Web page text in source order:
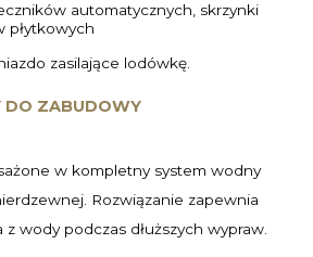
automatycznych, skrzynki
płytkowych
zasilające lodówkę.
DO ZABUDOWY
w kompletny system wodny
Rozwiązanie zapewnia
wody podczas dłuższych wypraw.